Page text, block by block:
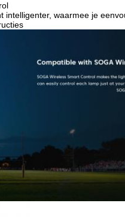
intelligenter, waarmee je